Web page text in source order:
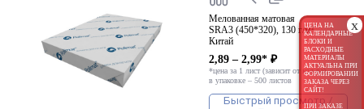
x
ЦЕНА НА
КАЛЕНДАРНЫЕ
БЛОКИ И
РАСХОДНЫЕ
МАТЕРИАЛЫ
АКТУАЛЬНА ПРИ
ФОРМИРОВАНИИ
ЗАКАЗА ЧЕРЕЗ
САЙТ!
ПРИ ЗАКАЗЕ
Мелованная матовая
SRA3 (450*320), 130 г/м²
Китай
2,89 – 2,99* ₽
*цена за 1 лист (зависит от кол-ва)
в упаковке – 500 листов
Быстрый просмотр /